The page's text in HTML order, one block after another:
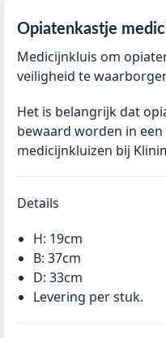
Opiatenkastje
Medicijnkluis om
veiligheid te
Het is belangrijk dat
bewaard worden in
medicijnkluizen bij
Details
H: 19cm
B: 37cm
D: 33cm
Levering per stuk.